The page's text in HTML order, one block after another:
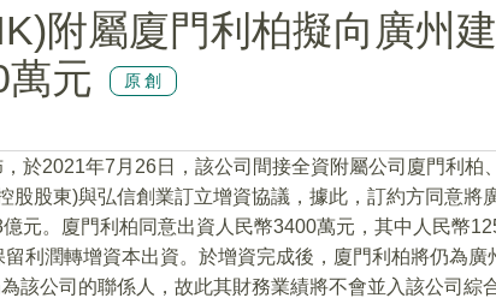
附屬廈門利柏擬向廣州建
元
原創
，於2021年7月26日，該公司間接全資附屬公司廈門利柏
股股東)與弘信創業訂立增資協議，據此，訂約方同意將
元。廈門利柏同意出資人民幣3400萬元，其中人民幣
利潤轉增資本出資。於增資完成後，廈門利柏將仍為廣
該公司的聯係人，故此其財務業績將不會並入該公司綜